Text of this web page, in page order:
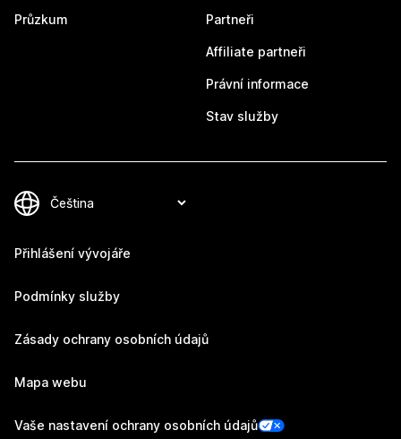
Průzkum Partneři
Affiliate partneři
Právní informace
Stav služby
Přihlášení vývojáře
Podmínky služby
Zásady ochrany osobních údajů
Mapa webu
Vaše nastavení ochrany osobních údajů